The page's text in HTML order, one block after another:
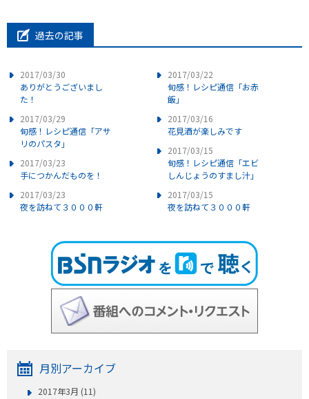
過去の記事
2017/03/30
ありがとうございまし
た！
2017/03/29
旬感！レシピ通信「アサ
リのパスタ」
2017/03/23
手につかんだものを！
2017/03/23
夜を訪ねて３０００軒
2017/03/22
旬感！レシピ通信「お赤
飯」
2017/03/16
花見酒が楽しみです
2017/03/15
旬感！レシピ通信「エビ
しんじょうのすまし汁」
2017/03/15
夜を訪ねて３０００軒
月別アーカイブ
2017年3月 (11)